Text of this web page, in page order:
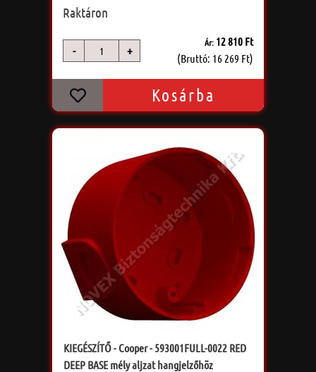
Raktáron
- +
Ár: 12 810 Ft
(Bruttó: 16 269 Ft)
Kosárba
KIEGÉSZÍTŐ - Cooper - 593001FULL-0022 RED
DEEP BASE mély aljzat hangjelzőhöz